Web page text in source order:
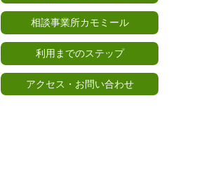
相談事業所カモミール
利用までのステップ
アクセス・お問い合わせ